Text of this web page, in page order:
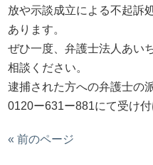
放や示談成立による不起訴
あります。
ぜひ一度、弁護士法人あい
相談ください。
逮捕された方への弁護士の
0120ー631ー881にて受け付
« 前のページ